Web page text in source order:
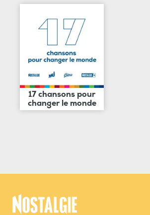
17 chansons pour
changer le monde